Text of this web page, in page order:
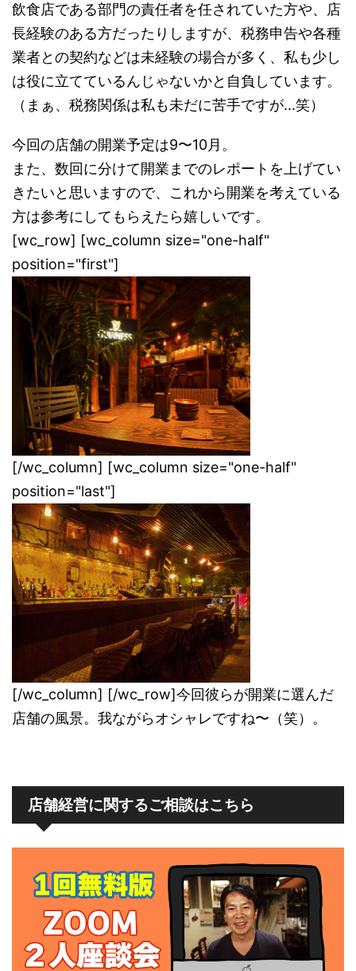
飲食店である部門の責任者を任されていた方や、店
長経験のある方だったりしますが、税務申告や各種
業者との契約などは未経験の場合が多く、私も少し
は役に立てているんじゃないかと自負しています。
（まぁ、税務関係は私も未だに苦手ですが...笑）
今回の店舗の開業予定は9〜10月。
また、数回に分けて開業までのレポートを上げてい
きたいと思いますので、これから開業を考えている
方は参考にしてもらえたら嬉しいです。
[wc_row] [wc_column size="one-half"
position="first"]
[/wc_column] [wc_column size="one-half"
position="last"]
[/wc_column] [/wc_row]今回彼らが開業に選んだ
店舗の風景。我ながらオシャレですね〜（笑）。
店舗経営に関するご相談はこちら